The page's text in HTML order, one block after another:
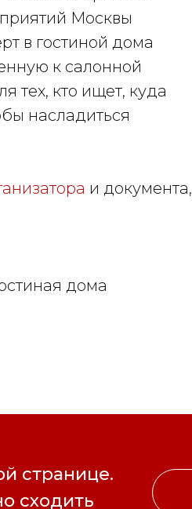
Москвы
в гостиной дома
к салонной
тех, кто ищет, куда
насладиться
и документа,
дома
странице.
сходить